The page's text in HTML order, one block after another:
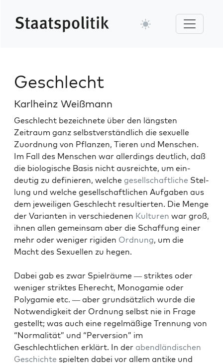
Geschlecht
Karlheinz Weißmann
Geschlecht beze­ich­nete über den läng­sten
Zeitraum ganz selb­stver­ständlich die sex­uelle
Zuord­nung von Pflanzen, Tieren und Men­schen.
Im Fall des Men­schen war allerd­ings deut­lich, daß
die biol­o­gis­che Basis nicht aus­re­ichte, um ein­
deutig zu definieren, welche gesellschaftliche Stel­
lung und welche gesellschaftlichen Auf­gaben aus
dem jew­eili­gen Geschlecht resul­tierten. Die Menge
der Vari­anten in ver­schiede­nen Kul­turen war groß,
ihnen allen gemein­sam aber die Schaf­fung ein­er
mehr oder weniger rigi­den Ord­nung, um die
Macht des Sex­uellen zu hegen.
Dabei gab es zwar Spiel­räume — strik­tes oder
weniger strik­tes Eherecht, Monogamie oder
Polyg­a­mie etc. — aber grund­sät­zlich wurde die
Notwendigkeit der Ord­nung selb­st nie in Frage
gestellt; was auch eine regelmäßige Tren­nung von
“Nor­mal­ität” und “Per­ver­sion” im
Geschlechtlichen erk­lärt. In der abendländis­chen
Geschichte spiel­ten dabei vor allem antike und